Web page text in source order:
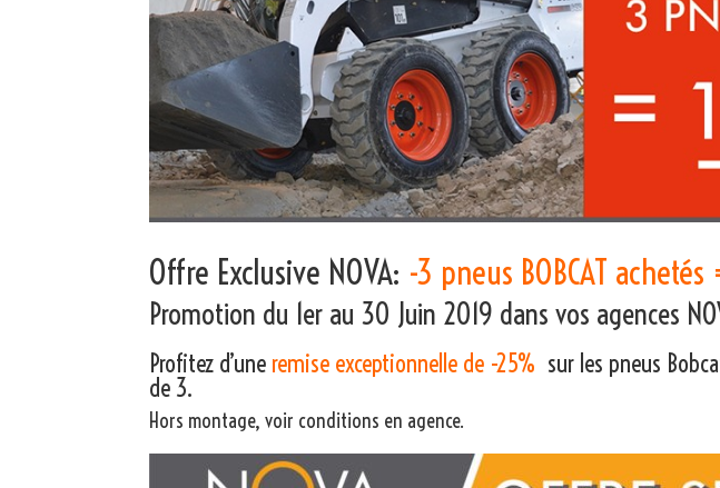
Offre Exclusive NOVA: -3 pneus BOBCAT achetés
Promotion du 1er au 30 Juin 2019 dans vos agences
Profitez d’une remise exceptionnelle de -25% sur les pneus
de 3.
Hors montage, voir conditions en agence.